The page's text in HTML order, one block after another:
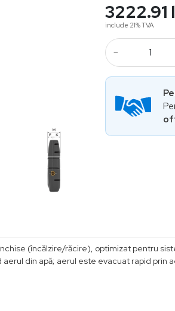
3222.91
include 21% TVA
−
(încălzire/răcire), optimizat pentru
din apă; aerul este evacuat rapid